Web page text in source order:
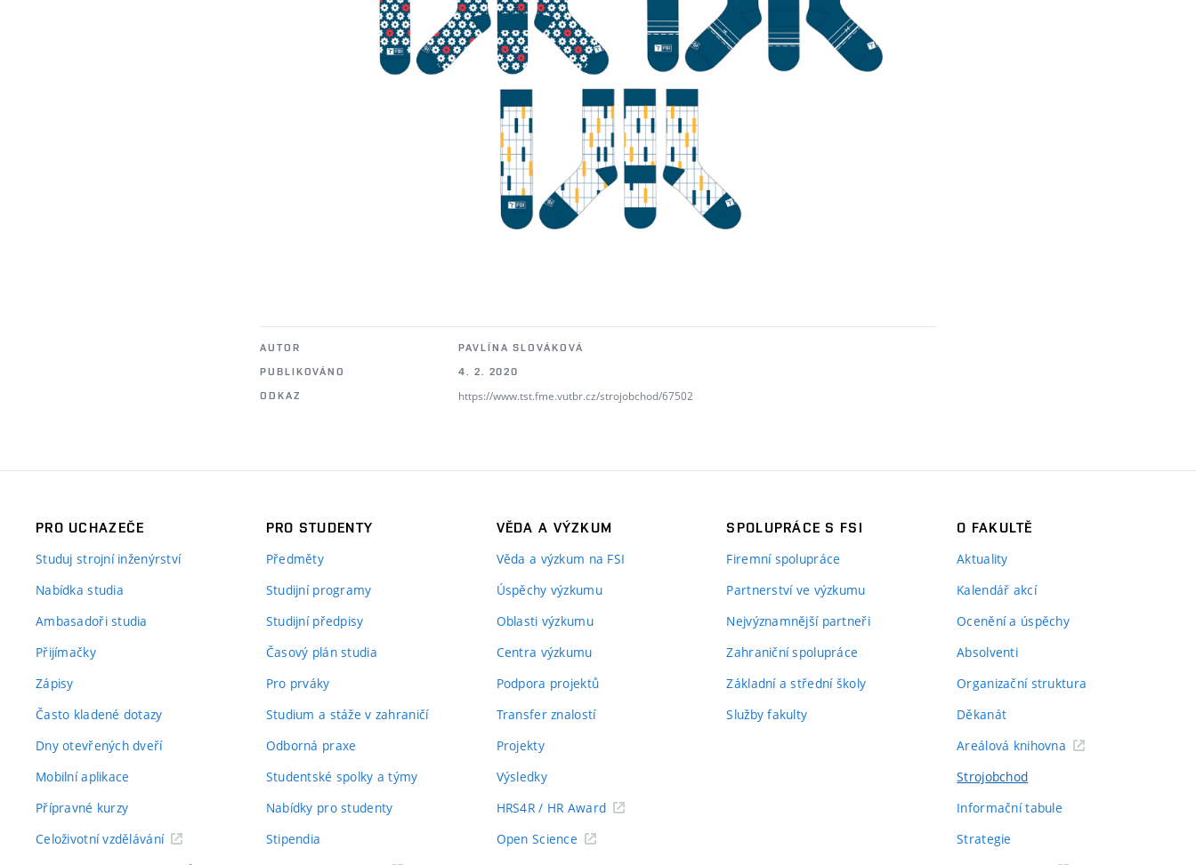
AUTOR
PAVLÍNA SLOVÁKOVÁ
PUBLIKOVÁNO
4. 2. 2020
ODKAZ
https://www.tst.fme.vutbr.cz/strojobchod/67502
PRO UCHAZEČE
Studuj strojní inženýrství
Nabídka studia
Ambasadoři studia
Přijímačky
Zápisy
Často kladené dotazy
Dny otevřených dveří
Mobilní aplikace
Přípravné kurzy
Celoživotní vzdělávání
PRO STUDENTY
Předměty
Studijní programy
Studijní předpisy
Časový plán studia
Pro prváky
Studium a stáže v zahraničí
Odborná praxe
Studentské spolky a týmy
Nabídky pro studenty
Stipendia
VĚDA A VÝZKUM
Věda a výzkum na FSI
Úspěchy výzkumu
Oblasti výzkumu
Centra výzkumu
Podpora projektů
Transfer znalostí
Projekty
Výsledky
HRS4R / HR Award
Open Science
SPOLUPRÁCE S FSI
Firemní spolupráce
Partnerství ve výzkumu
Nejvýznamnější partneři
Zahraniční spolupráce
Základní a střední školy
Služby fakulty
O FAKULTĚ
Aktuality
Kalendář akcí
Ocenění a úspěchy
Absolventi
Organizační struktura
Děkanát
Areálová knihovna
Strojobchod
Informační tabule
Strategie